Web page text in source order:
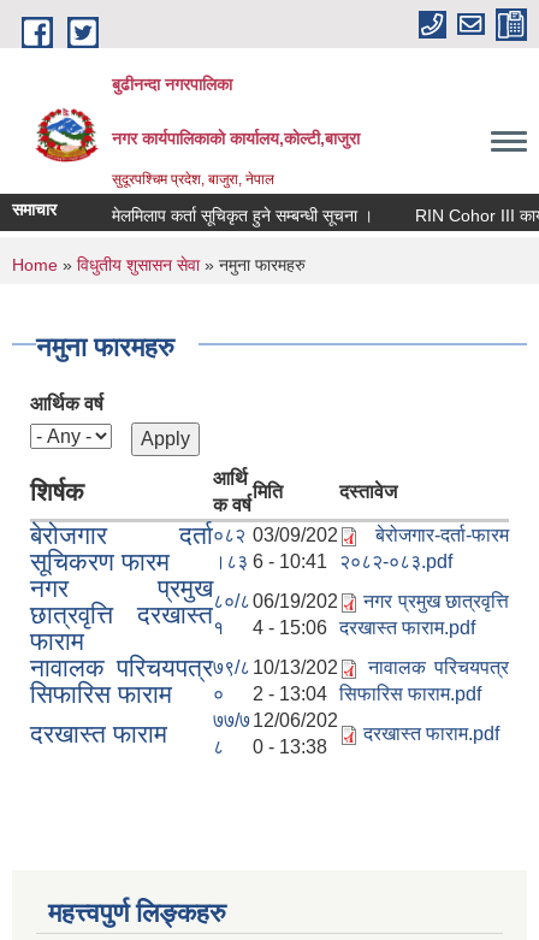
Skip to main content
बुढीनन्दा नगरपालिका
नगर कार्यपालिकाकाे कार्यालय,काेल्टी,बाजुरा
सुदूरपश्चिम प्रदेश, बाजुरा, नेपाल
समाचार मेलमिलाप कर्ता सूचिकृत हुने सम्बन्धी सूचना । RIN Cohor III
You are here
Home » विधुतीय शुसासन सेवा» नमुना फारमहरु
नमुना फारमहरु
आर्थिक वर्ष
शिर्षक
आर्थि
क वर्ष
मिति दस्तावेज
बेरोजगार दर्ता
सूचिकरण फारम
०८२
।८३
03/09/202
6 - 10:41
बेरोजगार-दर्ता-फारम
२०८२-०८३.pdf
नगर प्रमुख
छात्रवृत्ति दरखास्त
फाराम
८०/८
१
06/19/202
4 - 15:06
नगर प्रमुख छात्रवृत्ति
दरखास्त फाराम.pdf
नावालक परिचयपत्र
सिफारिस फाराम
७९/८
०
10/13/202
2 - 13:04
नावालक परिचयपत्र
सिफारिस फाराम.pdf
दरखास्त फाराम
७७/७
८
12/06/202
0 - 13:38
दरखास्त फाराम.pdf
महत्त्वपुर्ण लिङ्कहरु